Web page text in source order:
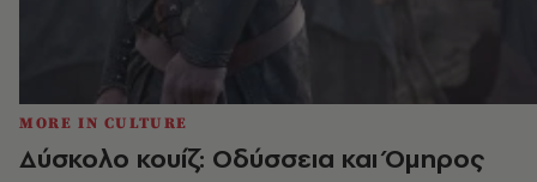
MORE IN CULTURE
Δύσκολο κουίζ: Οδύσσεια και Όμηρος